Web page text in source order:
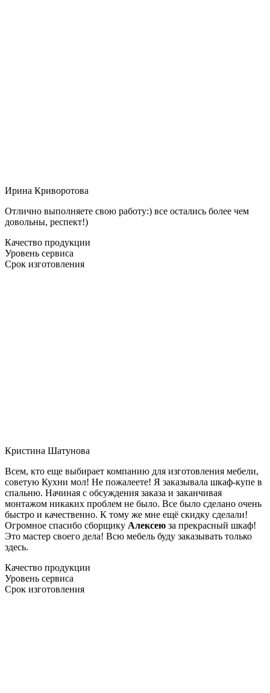
Ирина Криворотова
Отлично выполняете свою работу:) все остались более чем
довольны, респект!)
Качество продукции
Уровень сервиса
Срок изготовления
Кристина Шатунова
Всем, кто еще выбирает компанию для изготовления мебели,
советую Кухни мол! Не пожалеете! Я заказывала шкаф-купе в
спальню. Начиная с обсуждения заказа и заканчивая
монтажом никаких проблем не было. Все было сделано очень
быстро и качественно. К тому же мне ещё скидку сделали!
Огромное спасибо сборщику Алексею за прекрасный шкаф!
Это мастер своего дела! Всю мебель буду заказывать только
здесь.
Качество продукции
Уровень сервиса
Срок изготовления